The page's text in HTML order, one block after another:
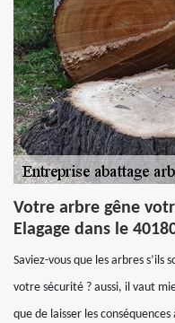
Votre arbre gêne
Elagage dans le
Saviez-vous que les arbres
votre sécurité ? aussi, il vaut
que de laisser les